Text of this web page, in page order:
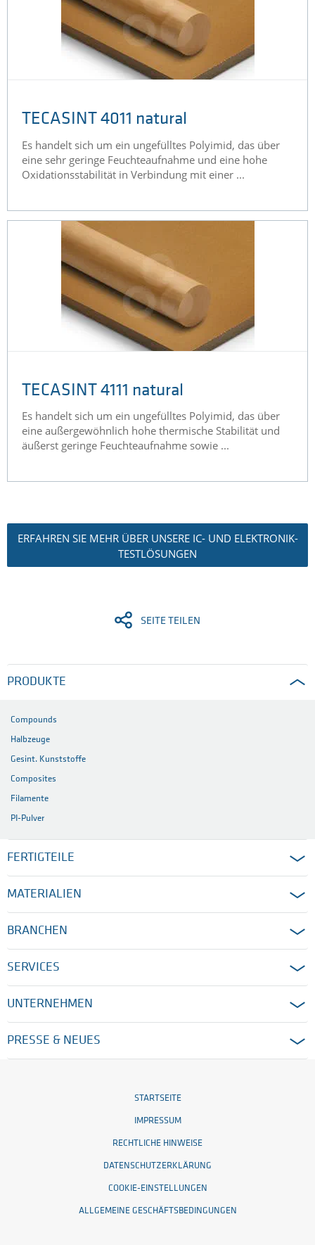
TECASINT 4011 natural
Es handelt sich um ein ungefülltes Polyimid, das über
eine sehr geringe Feuchteaufnahme und eine hohe
Oxidationsstabilität in Verbindung mit einer ...
TECASINT 4111 natural
Es handelt sich um ein ungefülltes Polyimid, das über
eine außergewöhnlich hohe thermische Stabilität und
äußerst geringe Feuchteaufnahme sowie ...
ERFAHREN SIE MEHR ÜBER UNSERE IC- UND ELEKTRONIK-
TESTLÖSUNGEN
SEITE TEILEN
PRODUKTE
Compounds
Halbzeuge
Gesint. Kunststoffe
Composites
Filamente
PI-Pulver
FERTIGTEILE
MATERIALIEN
BRANCHEN
SERVICES
UNTERNEHMEN
PRESSE & NEUES
STARTSEITE
IMPRESSUM
RECHTLICHE HINWEISE
DATENSCHUTZERKLÄRUNG
COOKIE-EINSTELLUNGEN
ALLGEMEINE GESCHÄFTSBEDINGUNGEN